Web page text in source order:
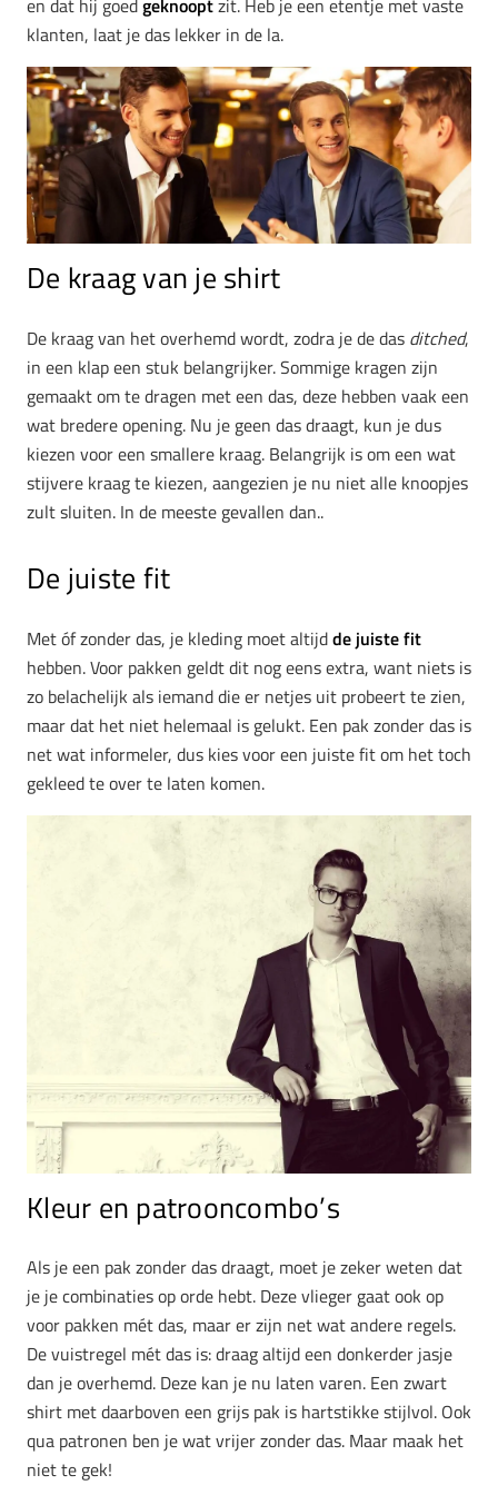
en dat hij goedgeknooptzit. Heb je een etentje met vaste
klanten, laat je das lekker in de la.
De kraag van je shirt
De kraag van het overhemd wordt, zodra je de das ditched,
in een klap een stuk belangrijker. Sommige kragen zijn
gemaakt om te dragen met een das, deze hebben vaak een
wat bredere opening. Nu je geen das draagt, kun je dus
kiezen voor een smallere kraag. Belangrijk is om een wat
stijvere kraag te kiezen, aangezien je nu niet alle knoopjes
zult sluiten. In de meeste gevallen dan..
De juiste fit
Met óf zonder das, je kleding moet altijdde juiste fit
hebben. Voor pakken geldt dit nog eens extra, want niets is
zo belachelijk als iemand die er netjes uit probeert te zien,
maar dat het niet helemaal is gelukt. Een pak zonder das is
net wat informeler, dus kies voor een juiste fit om het toch
gekleed te over te laten komen.
Kleur en patrooncombo’s
Als je een pak zonder das draagt, moet je zeker weten dat
je je combinaties op orde hebt. Deze vlieger gaat ook op
voor pakken mét das, maar er zijn net wat andere regels.
De vuistregel mét das is: draag altijd een donkerder jasje
dan je overhemd. Deze kan je nu laten varen. Een zwart
shirt met daarboven een grijs pak is hartstikke stijlvol. Ook
qua patronen ben je wat vrijer zonder das. Maar maak het
niet te gek!